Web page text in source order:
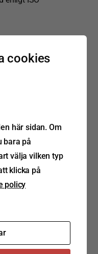
och
bultar. Vi
KZ 1008
1016 och
Alla
cookies
här sidan. Om
bara på
välja vilken typ
klicka på
policy